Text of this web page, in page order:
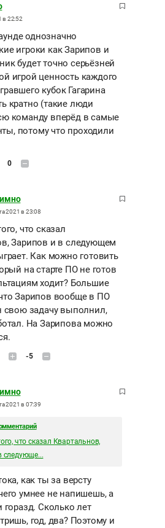
в 22:52
однозначно
игроки как Зарипов и
будет точно серьёзней
игрой ценность каждого
кубок Гагарина
кратно (такие люди
команду вперёд в самые
потому что проходили
0
2021 в 23:08
что сказал
Зарипов и в следующем
Как можно готовить
на старте ПО не готов
ходит? Большие
Зарипов вообще в ПО
свою задачу выполнил,
На Зарипова можно
-5
2021 в 07:39
что сказал Квартальнов,
следующе...
как ты за версту
умнее не напишешь, а
горазд. Сколько лет
год, два? Поэтому и